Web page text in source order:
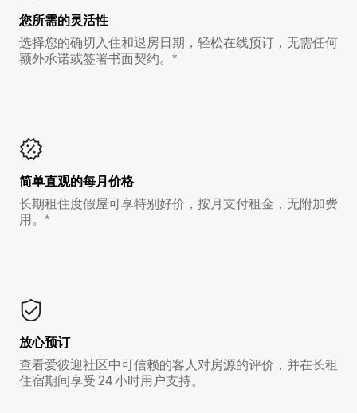
您所需的灵活性
选择您的确切入住和退房日期，轻松在线预订，无需任何
额外承诺或签署书面契约。*
简单直观的每月价格
长期租住度假屋可享特别好价，按月支付租金，无附加费
用。*
放心预订
查看爱彼迎社区中可信赖的客人对房源的评价，并在长租
住宿期间享受 24 小时用户支持。